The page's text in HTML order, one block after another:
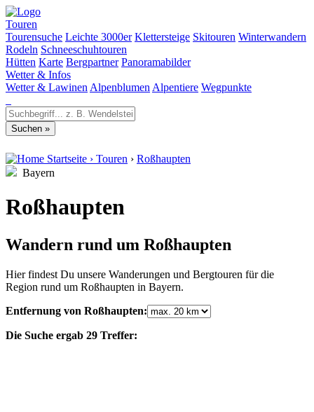
Touren
Tourensuche Leichte 3000er Klettersteige Skitouren Winterwandern
Rodeln Schneeschuhtouren
Hütten Karte Bergpartner Panoramabilder
Wetter & Infos
Wetter & Lawinen Alpenblumen Alpentiere Wegpunkte
Startseite › Touren › Roßhaupten
Bayern
Roßhaupten
Wandern rund um Roßhaupten
Hier findest Du unsere Wanderungen und Bergtouren für die
Region rund um Roßhaupten in Bayern.
Entfernung von Roßhaupten:
Die Suche ergab 29 Treffer: